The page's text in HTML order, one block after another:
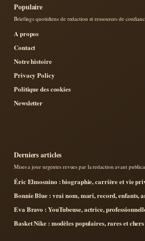
Populaire
Briefings quotidiens de redaction et ressources de
A propos
Contact
Notre histoire
Privacy Policy
Politique des cookies
Newsletter
Derniers articles
Mises a jour urgentes revues par la redaction avant
Éric Elmosnino : biographie, carrière et vie
Bonnie Blue : vrai nom, mari, record, enfants,
Eva Bravo : YouTubeuse, actrice,
Basket Nike : modèles populaires, rares et chers